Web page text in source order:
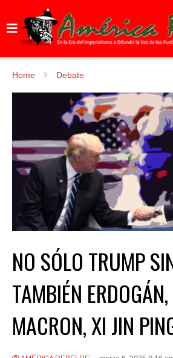
Home Debate
NO SÓLO TRUMP
TAMBIÉN
MACRON, XI JIN